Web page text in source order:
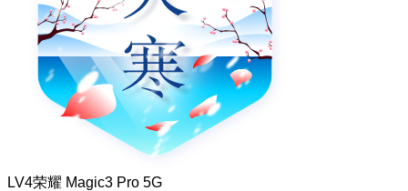
LV4荣耀 Magic3 Pro 5G